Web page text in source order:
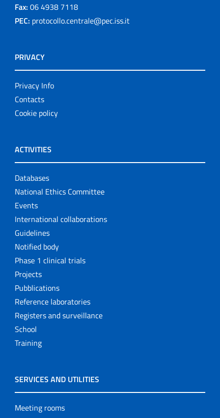
Fax: 06 4938 7118
PEC: protocollo.centrale@pec.iss.it
PRIVACY
Privacy Info
Contacts
Cookie policy
ACTIVITIES
Databases
National Ethics Committee
Events
International collaborations
Guidelines
Notified body
Phase 1 clinical trials
Projects
Pubblications
Reference laboratories
Registers and surveillance
School
Training
SERVICES AND UTILITIES
Meeting rooms